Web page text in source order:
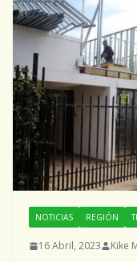
NOTICIAS REGIÓN
16 Abril, 2023 Kike